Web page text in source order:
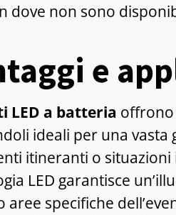
dove non sono
e
LED a batteria offrono
ideali per una vasta
itineranti o
LED garantisce
aree specifiche